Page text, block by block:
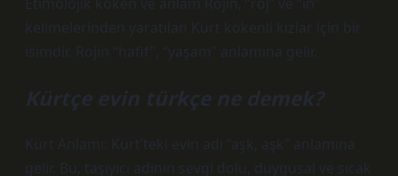
kelimelerinden yaratılan Kürt kökenli kızlar için bir
isimdir. Rojin “hafif”, “yaşam” anlamına gelir.
Kürtçe evin türkçe ne demek?
Kürt Anlamı: Kürt’teki evin adı “aşk, aşk” anlamına
gelir. Bu, taşıyıcı adının sevgi dolu, duygusal ve sıcak